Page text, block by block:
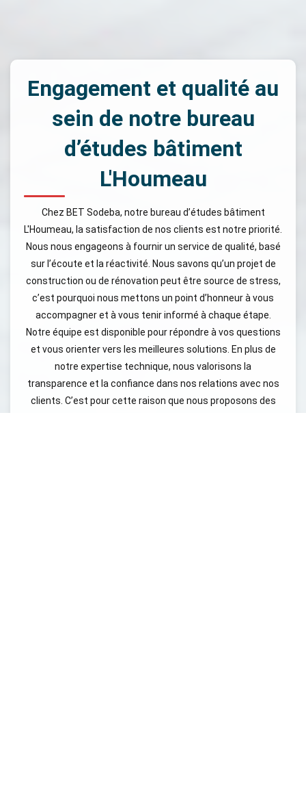
Engagement et qualité au
sein de notre bureau
d’études bâtiment
L'Houmeau
Chez BET Sodeba, notre bureau d’études bâtiment
L'Houmeau, la satisfaction de nos clients est notre priorité.
Nous nous engageons à fournir un service de qualité, basé
sur l’écoute et la réactivité. Nous savons qu’un projet de
construction ou de rénovation peut être source de stress,
c’est pourquoi nous mettons un point d’honneur à vous
accompagner et à vous tenir informé à chaque étape.
Notre équipe est disponible pour répondre à vos questions
et vous orienter vers les meilleures solutions. En plus de
notre expertise technique, nous valorisons la
transparence et la confiance dans nos relations avec nos
clients. C’est pour cette raison que nous proposons des